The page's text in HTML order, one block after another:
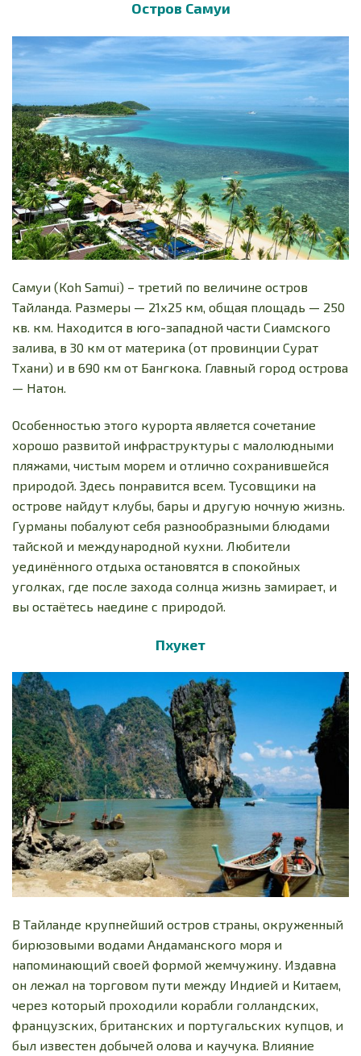
Остров Самуи
Самуи (Koh Samui) – третий по величине остров
Тайланда. Размеры — 21х25 км, общая площадь — 250
кв. км. Находится в юго-западной части Сиамского
залива, в 30 км от материка (от провинции Сурат
Тхани) и в 690 км от Бангкока. Главный город острова
— Натон.
Особенностью этого курорта является сочетание
хорошо развитой инфраструктуры с малолюдными
пляжами, чистым морем и отлично сохранившейся
природой. Здесь понравится всем. Тусовщики на
острове найдут клубы, бары и другую ночную жизнь.
Гурманы побалуют себя разнообразными блюдами
тайской и международной кухни. Любители
уединённого отдыха остановятся в спокойных
уголках, где после захода солнца жизнь замирает, и
вы остаётесь наедине с природой.
Пхукет
В Тайланде крупнейший остров страны, окруженный
бирюзовыми водами Андаманского моря и
напоминающий своей формой жемчужину. Издавна
он лежал на торговом пути между Индией и Китаем,
через который проходили корабли голландских,
французских, британских и португальских купцов, и
был известен добычей олова и каучука. Влияние